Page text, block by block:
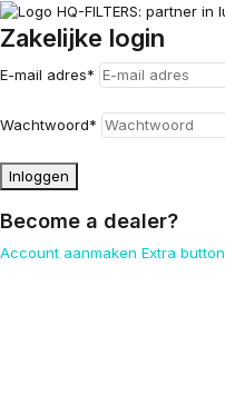
Zakelijke login
E-mail adres*
Wachtwoord*
Inloggen
Become a dealer?
Account aanmaken Extra button